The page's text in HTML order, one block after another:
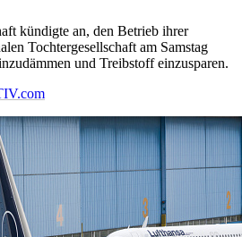
kündigte an, den Betrieb ihrer
Tochtergesellschaft am Samstag
und Treibstoff einzusparen.